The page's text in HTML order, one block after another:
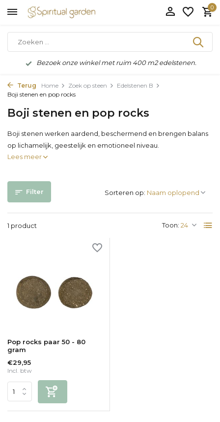
0
Bezoek onze winkel met ruim 400 m2 edelstenen.
Terug Home Zoek op steen
Edelstenen B
Boji stenen en pop rocks
Boji stenen en pop rocks
Boji stenen werken aardend, beschermend en brengen balans
op lichamelijk, geestelijk en emotioneel niveau.
Lees meer
Filter
1 product Toon:
Sorteren op:
Pop rocks paar 50 - 80
gram
€29,95
Incl. btw